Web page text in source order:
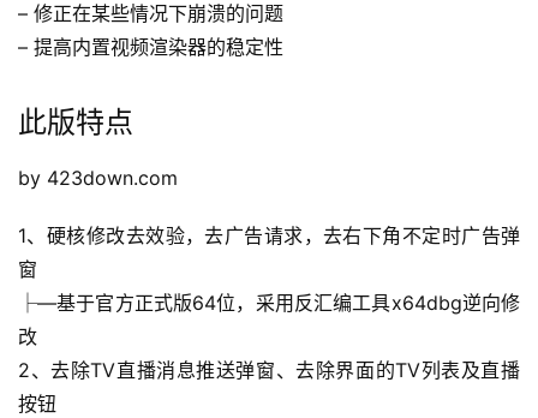
– 修正在某些情况下崩溃的问题
– 提高内置视频渲染器的稳定性
此版特点
by 423down.com
1、硬核修改去效验，去广告请求，去右下角不定时广告弹
窗
├—基于官方正式版64位，采用反汇编工具x64dbg逆向修
改
2、去除TV直播消息推送弹窗、去除界面的TV列表及直播
按钮